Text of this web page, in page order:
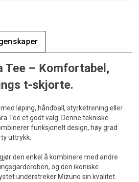
Tee – Komfortabel,
t-skjorte.
løping, håndball, styrketrening eller
Tee et godt valg. Denne tekniske
funksjonelt design, høy grad
uttrykk.
den enkel å kombinere med andre
og den ikoniske
understreker Mizuno sin kvalitet.